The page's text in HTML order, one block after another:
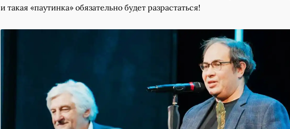
и такая «паутинка» обязательно будет разрастаться!